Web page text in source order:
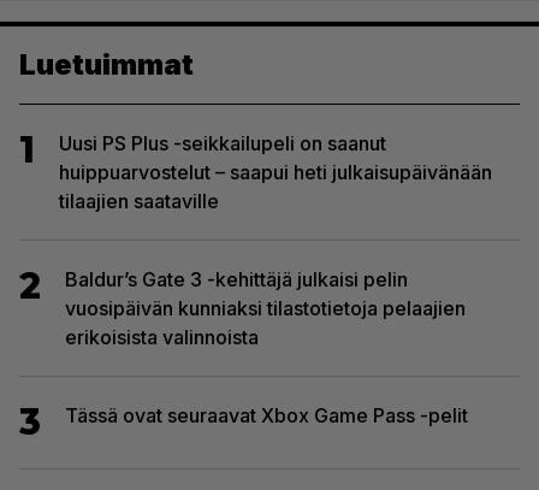
Luetuimmat
1
Uusi PS Plus -seikkailupeli on saanut
huippuarvostelut – saapui heti julkaisupäivänään
tilaajien saataville
2
Baldur’s Gate 3 -kehittäjä julkaisi pelin
vuosipäivän kunniaksi tilastotietoja pelaajien
erikoisista valinnoista
3 Tässä ovat seuraavat Xbox Game Pass -pelit